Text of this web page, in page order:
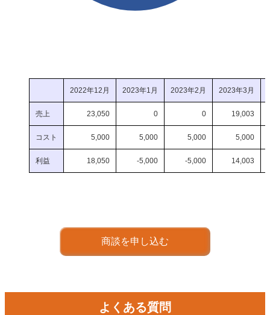
2022年12月 2023年1月 2023年2月 2023年3月
売上 23,050 0 0 19,003
コスト 5,000 5,000 5,000 5,000
利益 18,050 -5,000 -5,000 14,003
商談を申し込む
よくある質問